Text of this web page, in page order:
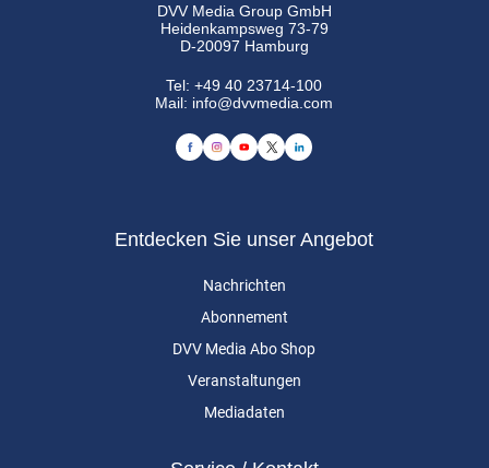
DVV Media Group GmbH
Heidenkampsweg 73-79
D-20097 Hamburg
Tel:+49 40 23714-100
Mail: info@dvvmedia.com
Entdecken Sie unser Angebot
Nachrichten
Abonnement
DVV Media Abo Shop
Veranstaltungen
Mediadaten